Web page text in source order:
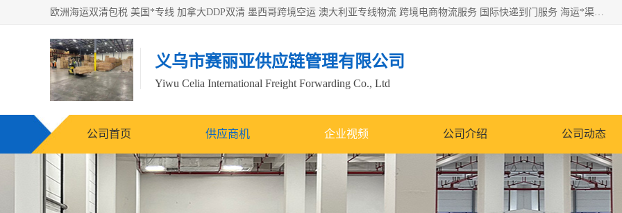
欧洲海运双清包税 美国*专线 加拿大DDP双清 墨西哥跨境空运 澳大利亚专线物流 跨境电商物流服务 国际快递到门服务 海运*渠道 一站式跨境物流解决方案 TikTok/SHEIN专线 电商平台FBA头程运输 国际铁路运输欧洲 UPS/DDHL/联邦快递跨境 美国双清到门物流 跨境*运输
义乌市赛丽亚供应链管理有限公司
Yiwu Celia International Freight Forwarding Co., Ltd
公司首页 供应商机 企业视频 公司介绍 公司动态